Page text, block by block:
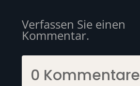
Verfassen Sie einen
Kommentar.
0 Kommentare